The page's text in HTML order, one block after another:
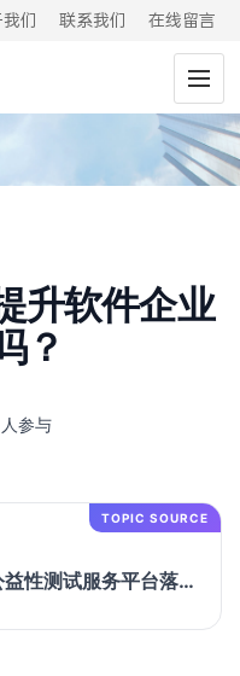
们 联系我们 在线留言
升软件企业
？
参与
TOPIC SOURCE
性测试服务平台落